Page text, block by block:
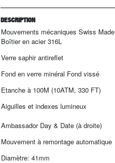
DESCRIPTION
Mouvements mécaniques Swiss Made
Boîtier en acier 316L
Verre saphir antireflet
Fond en verre minéral Fond vissé
Etanche à 100M (10ATM, 330 FT)
Aiguilles et indexes lumineux
Ambassador Day & Date (à droite)
Mouvement à remontage automatique
Diamètre: 41mm